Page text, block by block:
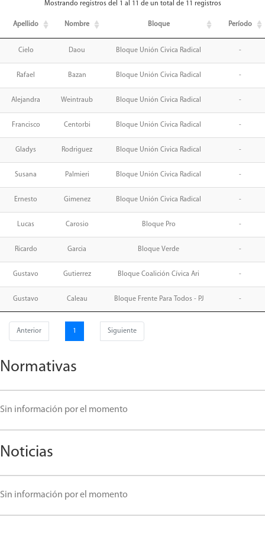
Mostrando registros del 1 al 11 de un total de 11 registros
Apellido Nombre Bloque Período
Cielo Daou Bloque Unión Civica Radical -
Rafael Bazan Bloque Unión Civica Radical -
Alejandra Weintraub Bloque Unión Civica Radical -
Francisco Centorbi Bloque Unión Civica Radical -
Gladys Rodriguez Bloque Unión Civica Radical -
Susana Palmieri Bloque Unión Civica Radical -
Ernesto Gimenez Bloque Unión Civica Radical -
Lucas Carosio Bloque Pro -
Ricardo Garcia Bloque Verde -
Gustavo Gutierrez Bloque Coalición Cívica Ari -
Gustavo Caleau Bloque Frente Para Todos - PJ -
Anterior 1 Siguiente
Normativas
Sin información por el momento
Noticias
Sin información por el momento